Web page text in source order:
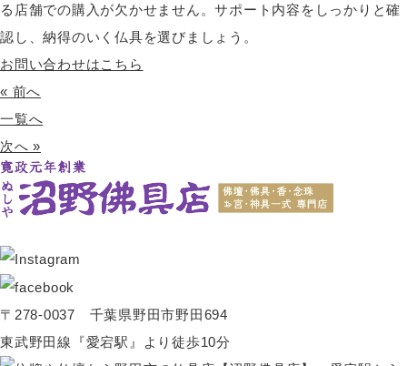
る店舗での購入が欠かせません。サポート内容をしっかりと確
認し、納得のいく仏具を選びましょう。
お問い合わせはこちら
« 前へ
一覧へ
次へ »
〒278-0037 千葉県野田市野田694
東武野田線『愛宕駅』より徒歩10分